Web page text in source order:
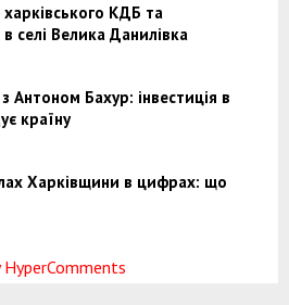
харківського КДБ та
в селі Велика Данилівка
Антоном Бахур: інвестиція в
країну
Харківщини в цифрах: що